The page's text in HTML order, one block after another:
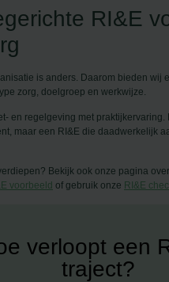
RI&E
is anders. Daarom bieden wij
zorg, doelgroep en werkwijze.
en regelgeving met praktijkervaring.
maar een RI&E die daadwerkelijk
Bekijk ook onze pagina over
voorbeeld of gebruik onze RI&E
verloopt een
traject?